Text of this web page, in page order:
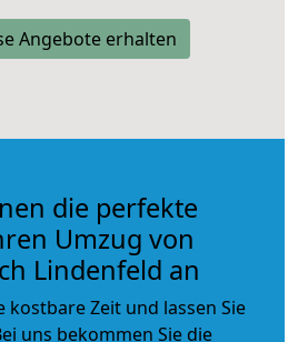
Angebote erhalten
die perfekte
Umzug von
Lindenfeld an
kostbare Zeit und lassen Sie
uns bekommen Sie die